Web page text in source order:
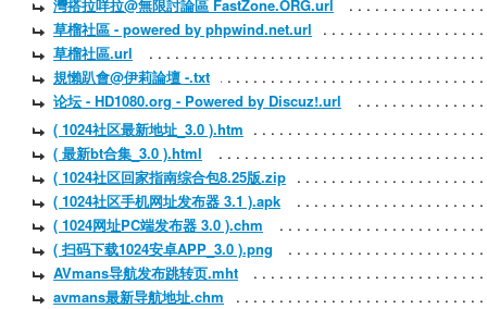
灣搭拉咩拉@無限討論區 FastZone.ORG.url
草榴社區 - powered by phpwind.net.url
草榴社區.url
規懶趴會@伊莉論壇 -.txt
论坛 - HD1080.org - Powered by Discuz!.url
( 1024社区最新地址_3.0 ).htm
( 最新bt合集_3.0 ).html
( 1024社区回家指南综合包8.25版.zip
( 1024社区手机网址发布器 3.1 ).apk
( 1024网址PC端发布器 3.0 ).chm
( 扫码下载1024安卓APP_3.0 ).png
AVmans导航发布跳转页.mht
avmans最新导航地址.chm